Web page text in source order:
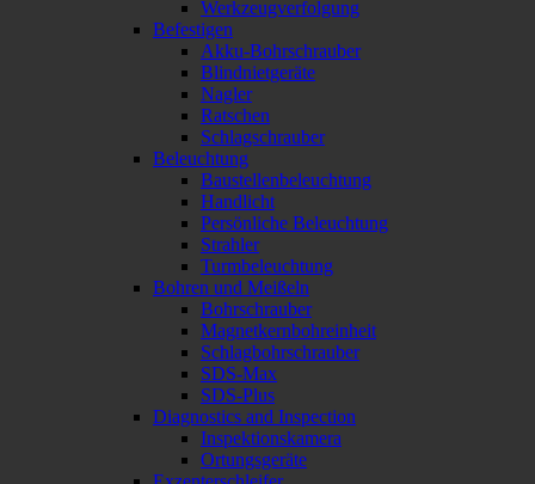
Werkzeugverfolgung
Befestigen
Akku-Bohrschrauber
Blindnietgeräte
Nagler
Ratschen
Schlagschrauber
Beleuchtung
Baustellenbeleuchtung
Handlicht
Persönliche Beleuchtung
Strahler
Turmbeleuchtung
Bohren und Meißeln
Bohrschrauber
Magnetkernbohreinheit
Schlagbohrschrauber
SDS-Max
SDS-Plus
Diagnostics and Inspection
Inspektionskamera
Ortungsgeräte